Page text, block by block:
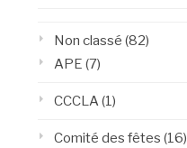
Non classé (82)
APE (7)
CCCLA(1)
Comité des fêtes (16)